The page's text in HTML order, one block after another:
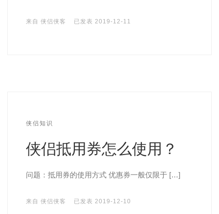
来自 侠侣侠客 已发表 2019-12-11
侠侣知识
侠侣抵用券怎么使用？
问题：抵用券的使用方式 优惠券一般仅限于 […]
来自 侠侣侠客 已发表 2019-12-10